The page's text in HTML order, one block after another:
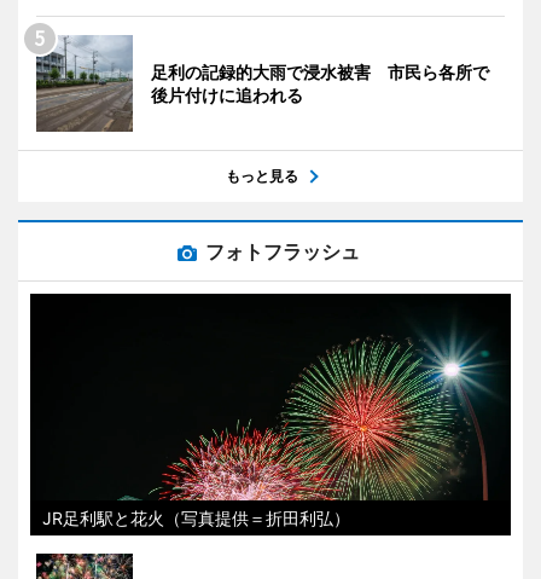
足利の記録的大雨で浸水被害 市民ら各所で
後片付けに追われる
もっと見る
フォトフラッシュ
JR足利駅と花火（写真提供＝折田利弘）